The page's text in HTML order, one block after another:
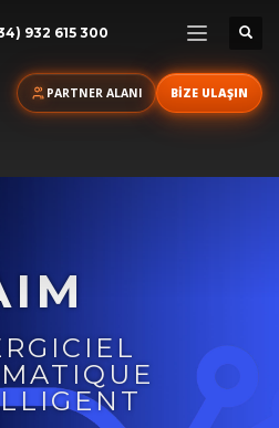
932 615 300
PARTNER ALANI BİZE ULAŞIN